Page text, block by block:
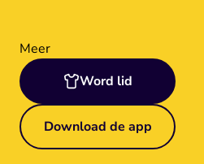
Meer
Word lid
Download de app